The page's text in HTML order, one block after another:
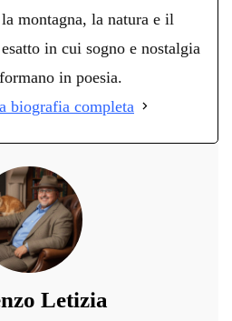
montagna, la natura e il
in cui sogno e nostalgia
in poesia.
biografia completa
Letizia